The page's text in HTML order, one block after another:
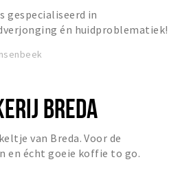
gespecialiseerd in
én huidproblematiek!
BREDA
van Breda. Voor de
en écht goeie koffie to go.